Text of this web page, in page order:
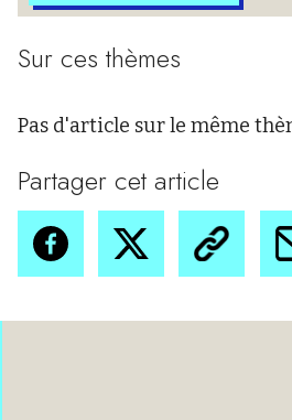
Sur ces thèmes
Pas d'article sur le même
Partager cet article